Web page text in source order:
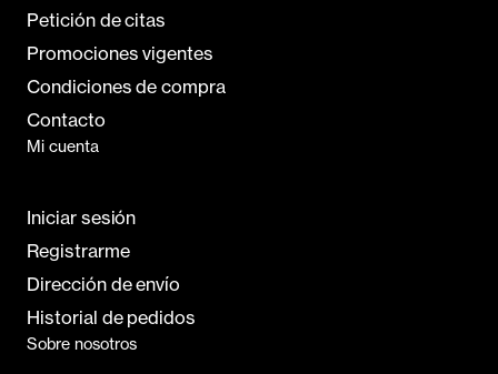
Petición de citas
Promociones vigentes
Condiciones de compra
Contacto
Mi cuenta
Iniciar sesión
Registrarme
Dirección de envío
Historial de pedidos
Sobre nosotros